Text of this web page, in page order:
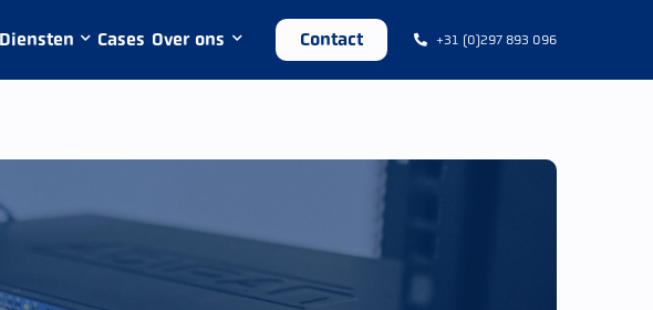
Diensten Cases Over ons Contact +31 (0)297 893 096